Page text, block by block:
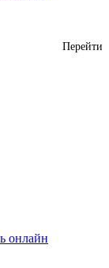
Перейти
онлайн